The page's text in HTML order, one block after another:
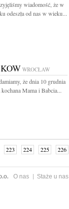
wiadomość, że w
odeszła od nas w wieku...
WROCŁAW
że dnia 10 grudnia
Mama i Babcia...
223 224 225 226
O nas Staże u nas